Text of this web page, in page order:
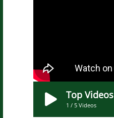
Top Videos
1 / 5 Videos